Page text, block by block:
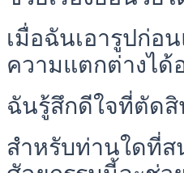
เมื่อฉันเอารูปก่อ
ความแตกต่างได้
ฉันรู้สึกดีใจที่ตัดสิ
สำหรับท่านใดที่ส